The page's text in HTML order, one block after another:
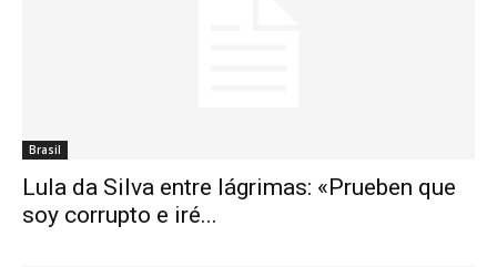
Brasil
Lula da Silva entre lágrimas: «Prueben que
soy corrupto e iré...